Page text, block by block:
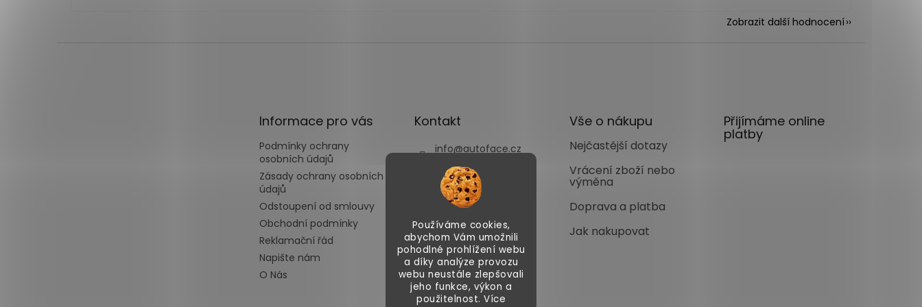
Používáme cookies,
abychom Vám umožnili
pohodlné prohlížení webu
a díky analýze provozu
webu neustále zlepšovali
jeho funkce, výkon a
použitelnost. Více
Zobrazit další hodnocení
Informace pro vás
Podmínky ochrany
osobních údajů
Zásady ochrany osobních
údajů
Odstoupení od smlouvy
Obchodní podmínky
Reklamační řád
Napište nám
O Nás
Kontakt
info@autoface.cz
+420702287970
+420702287969
Vše o nákupu
Nejčastější dotazy
Vrácení zboží nebo
výměna
Doprava a platba
Jak nakupovat
Přijímáme online
platby